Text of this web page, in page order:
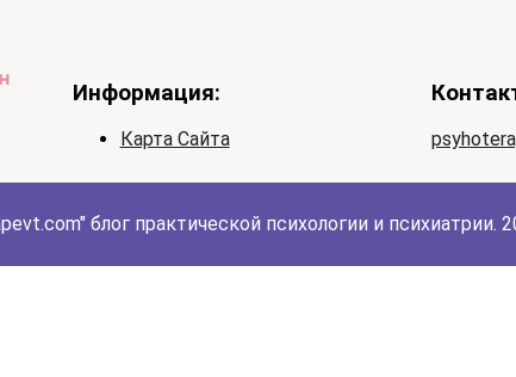
Информация:
Карта Сайта
блог практической психологии и психиатрии.